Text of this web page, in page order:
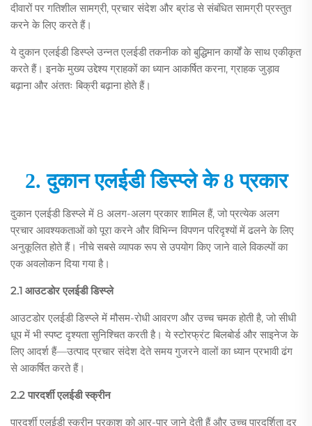
दीवारों पर गतिशील सामग्री, प्रचार संदेश और ब्रांड से संबंधित सामग्री प्रस्तुत
करने के लिए करते हैं।
ये दुकान एलईडी डिस्प्ले उन्नत एलईडी तकनीक को बुद्धिमान कार्यों के साथ एकीकृत
करते हैं। इनके मुख्य उद्देश्य ग्राहकों का ध्यान आकर्षित करना, ग्राहक जुड़ाव
बढ़ाना और अंततः बिक्री बढ़ाना होते हैं।
2. दुकान एलईडी डिस्प्ले के 8 प्रकार
दुकान एलईडी डिस्प्ले में 8 अलग-अलग प्रकार शामिल हैं, जो प्रत्येक अलग
प्रचार आवश्यकताओं को पूरा करने और विभिन्न विपणन परिदृश्यों में ढलने के लिए
अनुकूलित होते हैं। नीचे सबसे व्यापक रूप से उपयोग किए जाने वाले विकल्पों का
एक अवलोकन दिया गया है।
2.1 आउटडोर एलईडी डिस्प्ले
आउटडोर एलईडी डिस्प्ले में मौसम-रोधी आवरण और उच्च चमक होती है, जो सीधी
धूप में भी स्पष्ट दृश्यता सुनिश्चित करती है। ये स्टोरफ्रंट बिलबोर्ड और साइनेज के
लिए आदर्श हैं—उत्पाद प्रचार संदेश देते समय गुजरने वालों का ध्यान प्रभावी ढंग
से आकर्षित करते हैं।
2.2 पारदर्शी एलईडी स्क्रीन
पारदर्शी एलईडी स्क्रीन प्रकाश को आर-पार जाने देती हैं और उच्च पारदर्शिता दर